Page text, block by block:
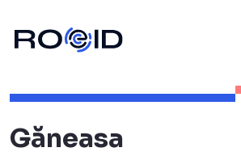
Găneasa -
Găneasa